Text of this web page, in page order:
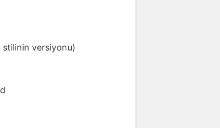
stilinin versiyonu)